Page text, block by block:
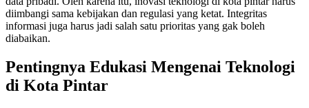
diimbangi sama kebijakan dan regulasi yang ketat. Integritas
informasi juga harus jadi salah satu prioritas yang gak boleh
diabaikan.
Pentingnya Edukasi Mengenai Teknologi
di Kota Pintar